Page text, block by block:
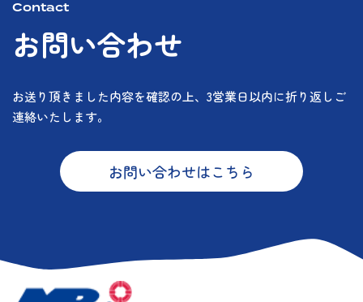
Contact
お問い合わせ
お送り頂きました内容を確認の上、3営業日以内に折り返しご
連絡いたします。
お問い合わせはこちら